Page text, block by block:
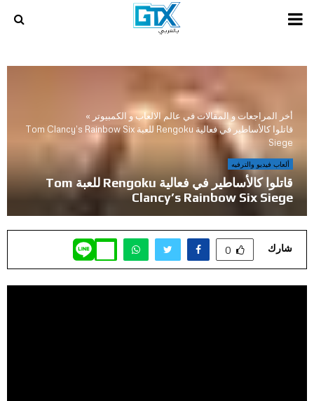
PRIMARY
أخر المراجعات و المقالات في عالم الالعاب و الكمبيوتر »
قاتلوا كالأساطير في فعالية Rengoku للعبة Tom Clancy’s Rainbow Six
Siege
ألعاب فيديو والترفيه
قاتلوا كالأساطير في فعالية Rengoku للعبة Tom
Clancy’s Rainbow Six Siege
شارك 0